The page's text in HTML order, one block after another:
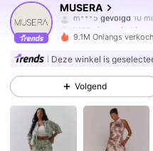
MUSERA
m***5gevolgd
k***pis aan het
4.83
4.3M Volgers
4.83 4.3M Volgers
4.3M Volgers
9.1M Onlangs
Deze winkel is
Volgend